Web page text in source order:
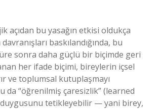
açıdan bu yasağın etkisi oldukça
baskılandığında, bu
sonra daha güçlü bir biçimde geri
her ifade biçimi, bireylerin içsel
ve toplumsal kutuplaşmayı
da “öğrenilmiş çaresizlik” (learned
tetikleyebilir — yani birey,